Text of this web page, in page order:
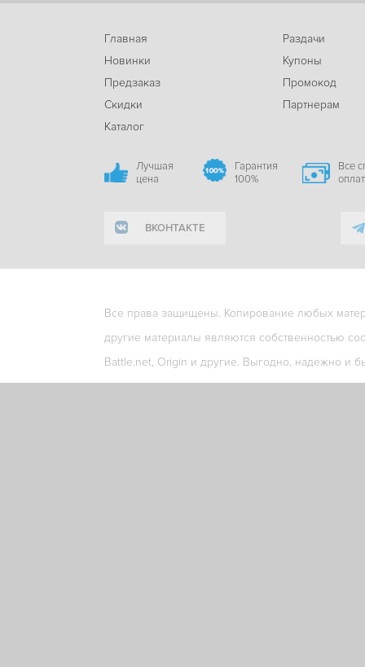
Главная
Новинки
Предзаказ
Скидки
Каталог
Раздачи
Купоны
Промокод
Партнерам
Лучшая
цена
Гарантия
100%
Все
ВКОНТАКТЕ
Все права защищены. Копирование любых
другие материалы являются собственностью
Battle.net, Origin и другие. Выгодно, надежно и